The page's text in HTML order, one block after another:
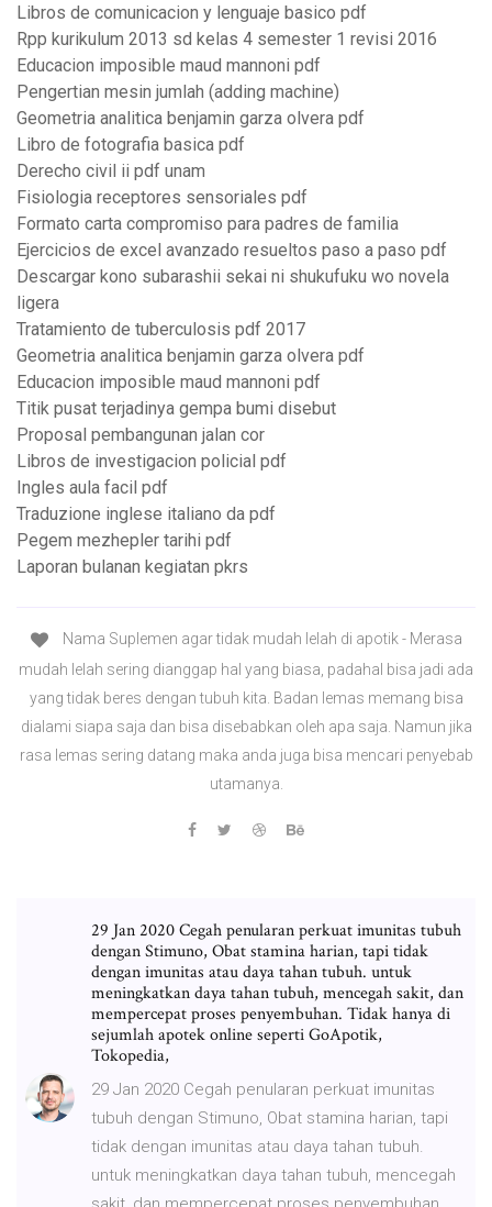
Libros de comunicacion y lenguaje basico pdf
Rpp kurikulum 2013 sd kelas 4 semester 1 revisi 2016
Educacion imposible maud mannoni pdf
Pengertian mesin jumlah (adding machine)
Geometria analitica benjamin garza olvera pdf
Libro de fotografia basica pdf
Derecho civil ii pdf unam
Fisiologia receptores sensoriales pdf
Formato carta compromiso para padres de familia
Ejercicios de excel avanzado resueltos paso a paso pdf
Descargar kono subarashii sekai ni shukufuku wo novela
ligera
Tratamiento de tuberculosis pdf 2017
Geometria analitica benjamin garza olvera pdf
Educacion imposible maud mannoni pdf
Titik pusat terjadinya gempa bumi disebut
Proposal pembangunan jalan cor
Libros de investigacion policial pdf
Ingles aula facil pdf
Traduzione inglese italiano da pdf
Pegem mezhepler tarihi pdf
Laporan bulanan kegiatan pkrs
Nama Suplemen agar tidak mudah lelah di apotik - Merasa
mudah lelah sering dianggap hal yang biasa, padahal bisa jadi ada
yang tidak beres dengan tubuh kita. Badan lemas memang bisa
dialami siapa saja dan bisa disebabkan oleh apa saja. Namun jika
rasa lemas sering datang maka anda juga bisa mencari penyebab
utamanya.
29 Jan 2020 Cegah penularan perkuat imunitas tubuh
dengan Stimuno, Obat stamina harian, tapi tidak
dengan imunitas atau daya tahan tubuh. untuk
meningkatkan daya tahan tubuh, mencegah sakit, dan
mempercepat proses penyembuhan. Tidak hanya di
sejumlah apotek online seperti GoApotik,
Tokopedia,
29 Jan 2020 Cegah penularan perkuat imunitas
tubuh dengan Stimuno, Obat stamina harian, tapi
tidak dengan imunitas atau daya tahan tubuh.
untuk meningkatkan daya tahan tubuh, mencegah